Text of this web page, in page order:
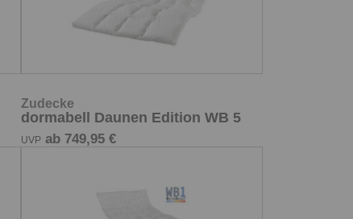
Zudecke
dormabell Daunen Edition WB 5
UVP ab 749,95 €